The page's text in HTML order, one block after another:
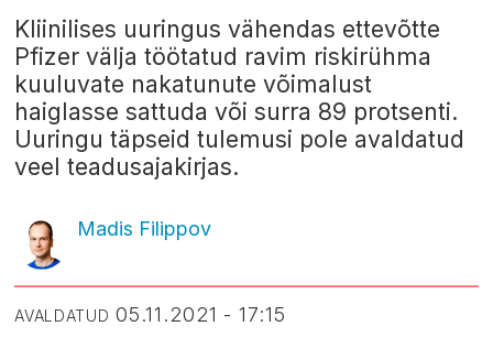
Kliinilises uuringus vähendas ettevõtte
Pfizer välja töötatud ravim riskirühma
kuuluvate nakatunute võimalust
haiglasse sattuda või surra 89 protsenti.
Uuringu täpseid tulemusi pole avaldatud
veel teadusajakirjas.
Madis Filippov
AVALDATUD 05.11.2021 - 17:15